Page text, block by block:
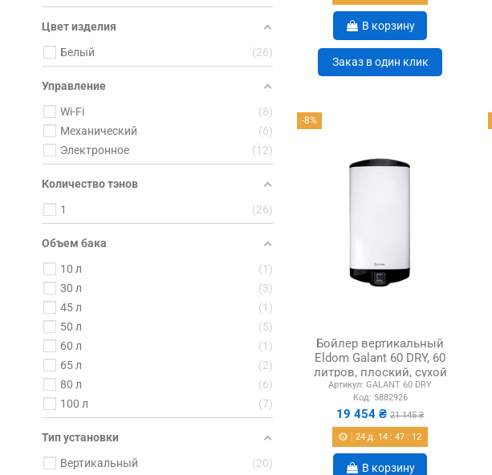
В корзину
Заказ в один клик
-8%
Бойлер вертикальный
Eldom Galant 60 DRY, 60
литров, плоский, сухой
ТЭН
Артикул: GALANT 60 DRY
Код: 5882926
19 454 ₴21 145 ₴
24 д. 14 :47 : 11
В корзину
Цвет изделия
Белый
26
Управление
Wi-Fi
8
Механический
6
Электронное
12
Количество тэнов
1
26
Объем бака
10 л
1
30 л
3
45 л
1
50 л
5
60 л
1
65 л
2
80 л
6
100 л
7
Тип установки
Вертикальный
20